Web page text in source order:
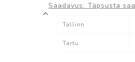
Saadavus: Täpsusta
Tallinn
Tartu